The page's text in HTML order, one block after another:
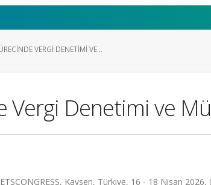
VERGI DENETIMI VE...
Denetimi ve
Kayseri, Türkiye, 16 - 18 Nisan 2026,